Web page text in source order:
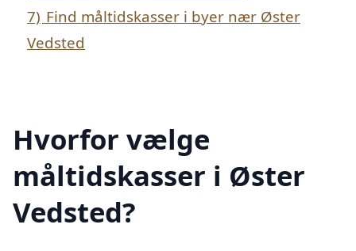
7) Find måltidskasser i byer nær Øster
Vedsted
Hvorfor vælge
måltidskasser i Øster
Vedsted?